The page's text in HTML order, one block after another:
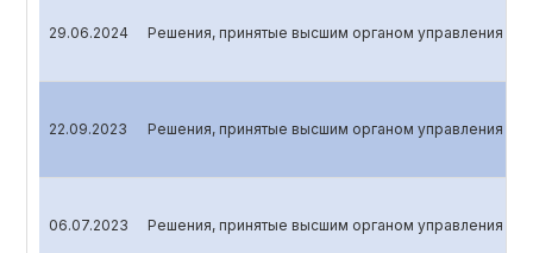
29.06.2024 Решения, принятые высшим органом управления
22.09.2023 Решения, принятые высшим органом управления
06.07.2023 Решения, принятые высшим органом управления